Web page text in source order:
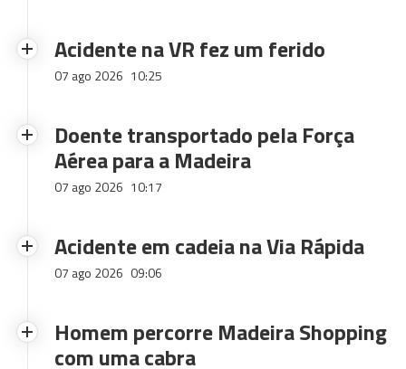
Acidente na VR fez um ferido
07 ago 2026 10:25
Doente transportado pela Força
Aérea para a Madeira
07 ago 2026 10:17
Acidente em cadeia na Via Rápida
07 ago 2026 09:06
Homem percorre Madeira Shopping
com uma cabra